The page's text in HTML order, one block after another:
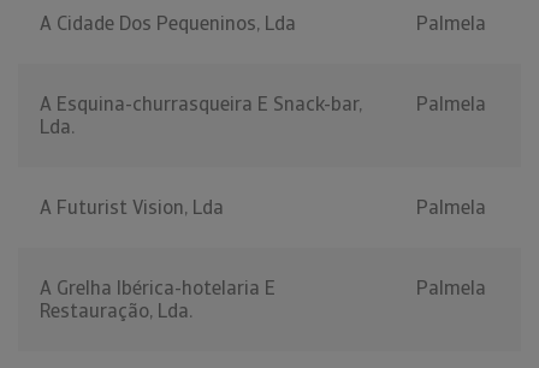
A Cidade Dos Pequeninos, Lda Palmela
A Esquina-churrasqueira E Snack-bar,
Lda.
Palmela
A Futurist Vision, Lda Palmela
A Grelha Ibérica-hotelaria E
Restauração, Lda.
Palmela